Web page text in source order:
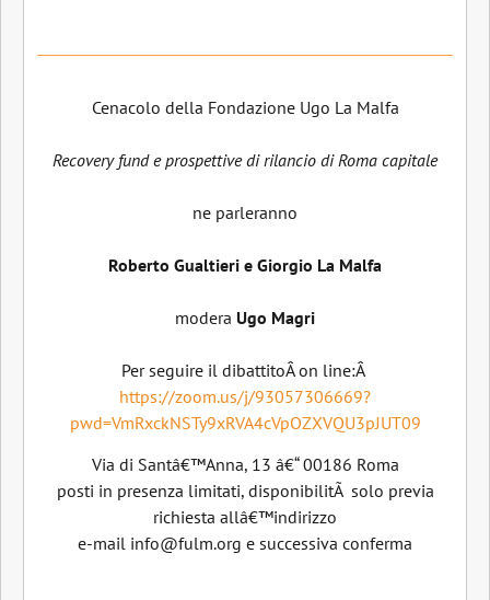
Cenacolo della Fondazione Ugo La Malfa
Recovery fund e prospettive di rilancio di Roma capitale
ne parleranno
Roberto Gualtieri e Giorgio La Malfa
modera Ugo Magri
Per seguire il dibattitoÂ on line:Â
https://zoom.us/j/93057306669?
pwd=VmRxckNSTy9xRVA4cVpOZXVQU3pJUT09
Via di Santâ€™Anna, 13 â€“ 00186 Roma
posti in presenza limitati, disponibilitÃ solo previa
richiesta allâ€™indirizzo
e-mail info@fulm.org e successiva conferma